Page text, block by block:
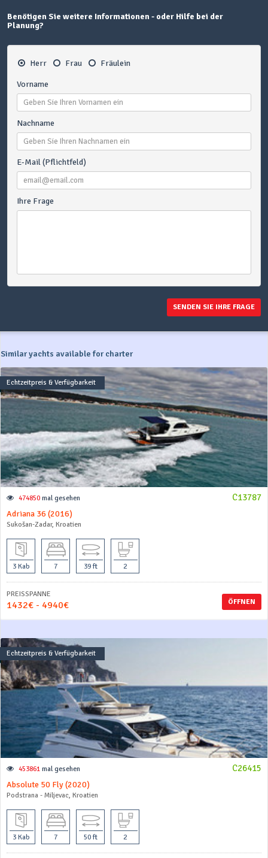
Benötigen Sie weitere Informationen - oder Hilfe bei der
Planung?
Herr Frau Fräulein
Vorname
Nachname
E-Mail (Pflichtfeld)
Ihre Frage
SENDEN SIE IHRE FRAGE
Similar yachts available for charter
Echtzeitpreis & Verfügbarkeit
C13787
474850 mal gesehen
Adriana 36 (2016)
Sukošan-Zadar, Kroatien
3 Kab 7 39 ft 2
ÖFFNEN
PREISSPANNE
1432€ - 4940€
Echtzeitpreis & Verfügbarkeit
C26415
453861 mal gesehen
Absolute 50 Fly (2020)
Podstrana - Miljevac, Kroatien
3 Kab 7 50 ft 2